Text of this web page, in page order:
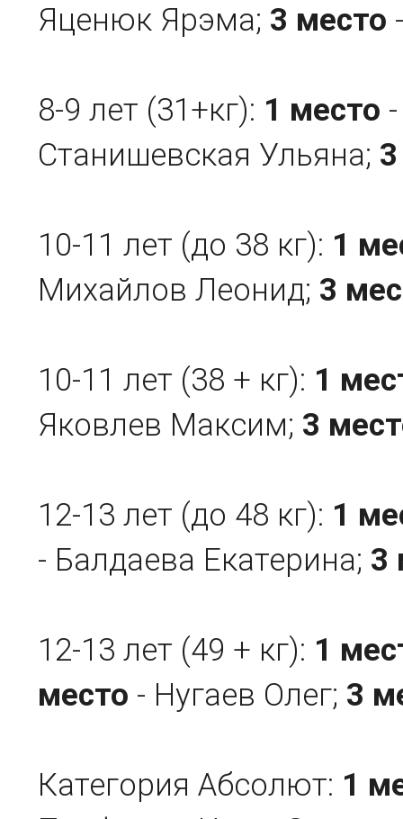
Яценюк Ярэма; 3 место
8-9 лет (31+кг): 1 место
Станишевская Ульяна;
10-11 лет (до 38 кг): 1
Михайлов Леонид; 3
10-11 лет (38 + кг): 1
Яковлев Максим; 3
12-13 лет (до 48 кг): 1
- Балдаева Екатерина; 3
12-13 лет (49 + кг): 1
место - Нугаев Олег; 3
Категория Абсолют: 1